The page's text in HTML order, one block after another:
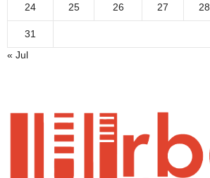
24 25 26 27 28
31
« Jul